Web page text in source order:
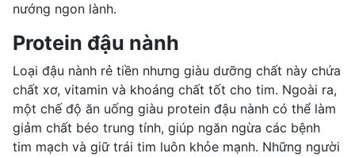
nướng ngon lành.
Protein đậu nành
Loại đậu nành rẻ tiền nhưng giàu dưỡng chất này chứa
chất xơ, vitamin và khoáng chất tốt cho tim. Ngoài ra,
một chế độ ăn uống giàu protein đậu nành có thể làm
giảm chất béo trung tính, giúp ngăn ngừa các bệnh
tim mạch và giữ trái tim luôn khỏe mạnh. Những người